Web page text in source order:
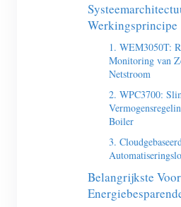
Toepassingen
Energiemonitor voor
Monitor voor
PV-
Energiemonitoring voor
Bronnen
Product snelstart
Documentatie
Tutorialvideo
FAQ
Community
Contributorprogramma
IAMMETER-activiteiten
Oplossingen
Contact
Over ons
Werkingsprincipe
1. WEM3050T:
Monitoring van
Netstroom
2. WPC3700:
Boiler
3.
Belangrijkste